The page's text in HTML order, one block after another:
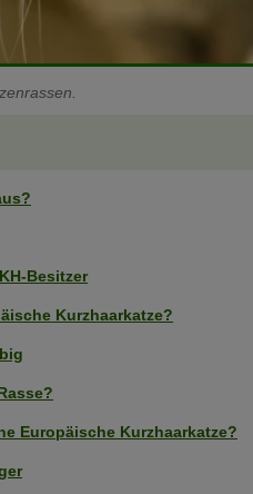
Besitzer
Kurzhaarkatze?
Europäische Kurzhaarkatze?